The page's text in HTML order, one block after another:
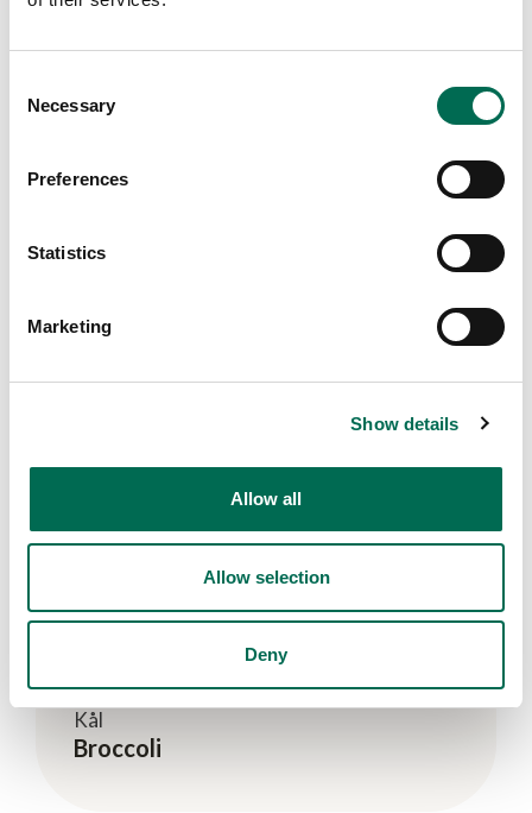
Selection
Necessary
Preferences
Statistics
Marketing
Show details
Allow all
Allow selection
Deny
Blomkål
Kål
Broccoli